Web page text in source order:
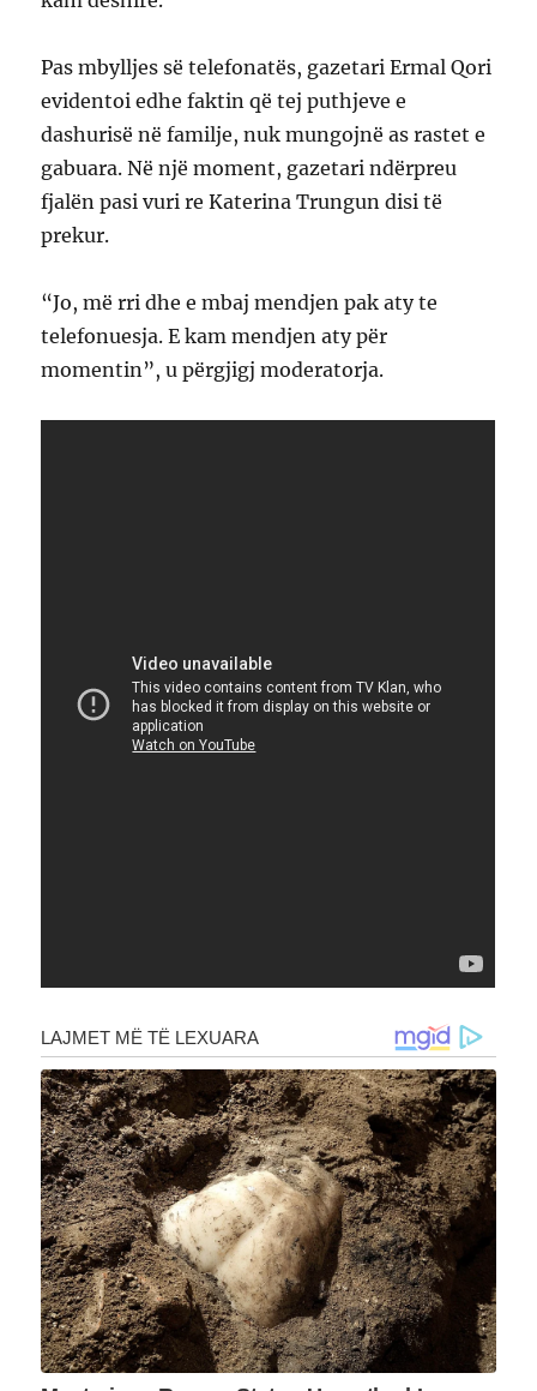
Pas mbylljes së telefonatës, gazetari Ermal Qori
evidentoi edhe faktin që tej puthjeve e
dashurisë në familje, nuk mungojnë as rastet e
gabuara. Në një moment, gazetari ndërpreu
fjalën pasi vuri re Katerina Trungun disi të
prekur.
“Jo, më rri dhe e mbaj mendjen pak aty te
telefonuesja. E kam mendjen aty për
momentin”, u përgjigj moderatorja.